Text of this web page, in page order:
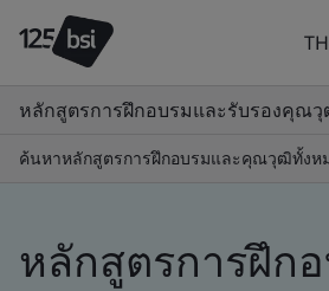
หลักสูตรการฝึกอบรมและรับรองคุณ
ค้นหาหลักสูตรการฝึกอบรมและคุณวุฒิทั้งห
หลักสูตรการฝึก